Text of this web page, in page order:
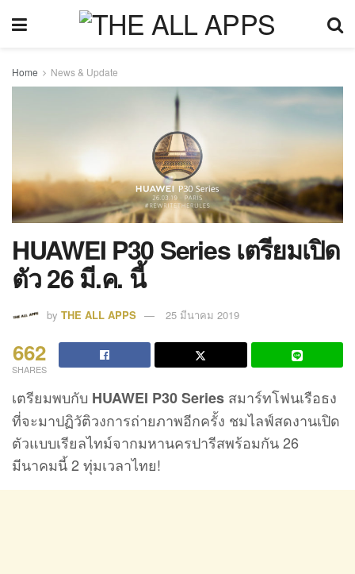
Home News & Update
HUAWEI P30 Series เตรียมเปิด
ตัว 26 มี.ค. นี้
by THE ALL APPS 25 มีนาคม 2019
662
SHARES
เตรียมพบกับ HUAWEI P30 Series สมาร์ทโฟนเรือธง
ที่จะมาปฏิวัติวงการถ่ายภาพอีกครั้ง ชมไลฟ์สดงานเปิด
ตัวแบบเรียลไทม์จากมหานครปารีสพร้อมกัน 26
มีนาคมนี้ 2 ทุ่มเวลาไทย!